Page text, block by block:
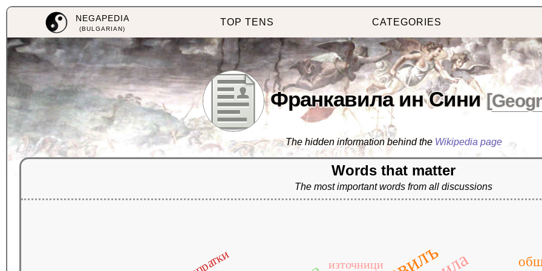
NEGAPEDIA
(BULGARIAN)
TOP TENS CATEGORIES
Франкавила ин Сини [
The hidden information behind the Wikipedia page
Words that matter
The most important words from all discussions
източници